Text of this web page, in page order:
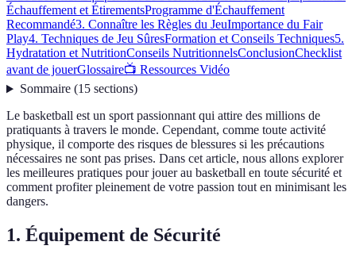
Échauffement et ÉtirementsProgramme d'Échauffement
Recommandé3. Connaître les Règles du JeuImportance du Fair
Play4. Techniques de Jeu SûresFormation et Conseils Techniques5.
Hydratation et NutritionConseils NutritionnelsConclusionChecklist
avant de jouerGlossaire📺 Ressources Vidéo
Sommaire(15 sections)
Le basketball est un sport passionnant qui attire des millions de
pratiquants à travers le monde. Cependant, comme toute activité
physique, il comporte des risques de blessures si les précautions
nécessaires ne sont pas prises. Dans cet article, nous allons explorer
les meilleures pratiques pour jouer au basketball en toute sécurité et
comment profiter pleinement de votre passion tout en minimisant les
dangers.
1. Équipement de Sécurité